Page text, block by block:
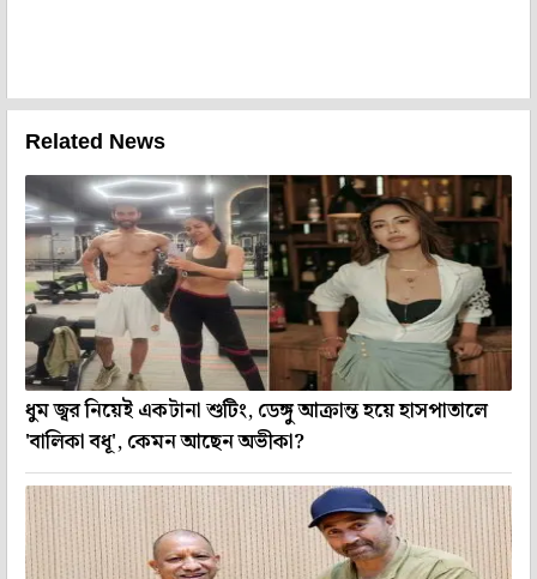
Related News
ধুম জ্বর নিয়েই একটানা শুটিং, ডেঙ্গু আক্রান্ত হয়ে হাসপাতালে
'বালিকা বধূ', কেমন আছেন অভীকা?